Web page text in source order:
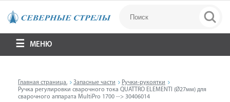
МЕНЮ
Главная страница. Запасные части
Ручки-рукоятки
Ручка регулировки сварочного тока QUATTRO ELEMENTI (Ø27мм) для
сварочного аппарата MultiPro 1700 --> 30406014